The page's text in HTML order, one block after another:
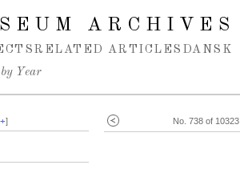
ARCHIVES
RELATED ARTICLES DANSK
Year
No. 738 of 10323
+]